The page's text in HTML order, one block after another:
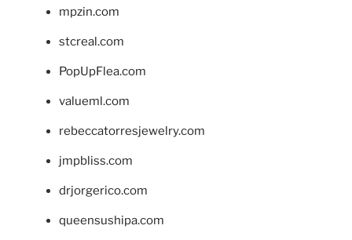
mpzin.com
stcreal.com
PopUpFlea.com
valueml.com
rebeccatorresjewelry.com
jmpbliss.com
drjorgerico.com
queensushipa.com